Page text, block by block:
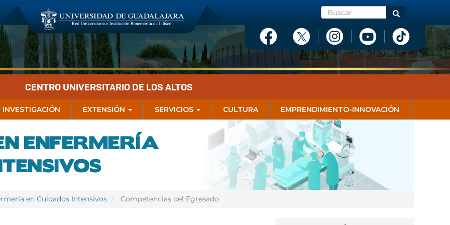
Buscar Buscar
CENTRO UNIVERSITARIO DE LOS ALTOS
INVESTIGACIÓN EXTENSIÓN SERVICIOS CULTURA EMPRENDIMIENTO-INNOVACIÓN
en Cuidados Intensivos Competencias del Egresado